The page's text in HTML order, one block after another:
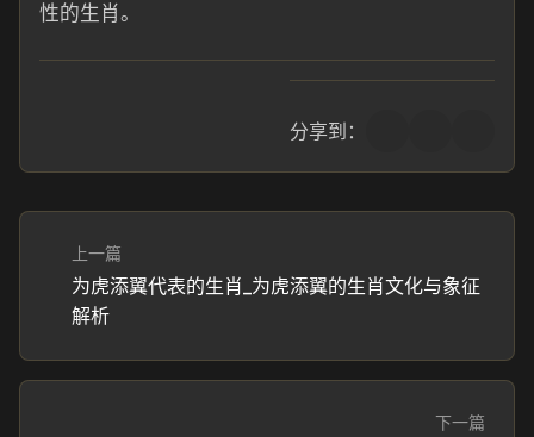
性的生肖。
分享到：
上一篇
为虎添翼代表的生肖_为虎添翼的生肖文化与象征
解析
下一篇